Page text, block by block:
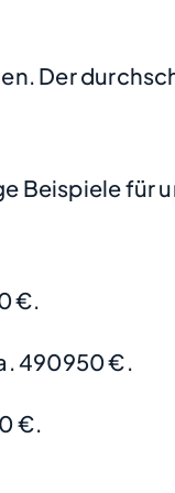
Der
Beispiele für
€.
490950 €.
€.